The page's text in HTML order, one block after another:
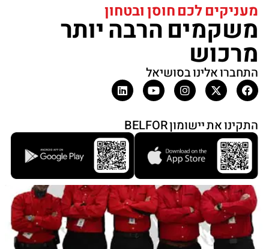
מעניקים לכם חוסן ובטחון
משקמים הרבה יותר
מרכוש
התחברו אלינו בסושיאל
התקינו את יישומון BELFOR